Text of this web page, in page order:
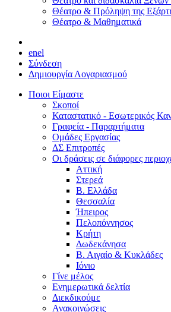
Θέατρο & Πρόληψη της
Θέατρο & Μαθηματικά
enel
Σύνδεση
Δημιουργία Λογαριασμού
Ποιοι Είμαστε
Σκοποί
Καταστατικό - Εσωτερικός
Γραφεία - Παραρτήματα
Ομάδες Εργασίας
ΔΣ Επιτροπές
Οι δράσεις σε διάφορες
Αττική
Στερεά
Β. Ελλάδα
Θεσσαλία
Ήπειρος
Πελοπόννησος
Κρήτη
Δωδεκάνησα
Β. Αιγαίο & Κυκλάδες
Ιόνιο
Γίνε μέλος
Ενημερωτικά δελτία
Διεκδικούμε
Ανακοινώσεις